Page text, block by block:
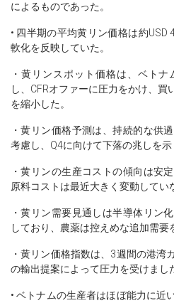
によるものであった。
• 四半期の平均黄リン価格は約
軟化を反映していた。
・黄リンスポット価格は、ベト
し、CFRオファーに圧力をかけ、買
を縮小した。
・黄リン価格予測は、持続的な供
考慮し、Q4に向けて下落の兆しを示
・黄リンの生産コストの傾向は安
原料コストは最近大きく変動してい
・黄リン需要見通しは半導体リン
しており、農薬は控えめな追加需要
・黄リン価格指数は、3週間の港湾
の輸出提案によって圧力を受けまし
• ベトナムの生産者はほぼ能力に近